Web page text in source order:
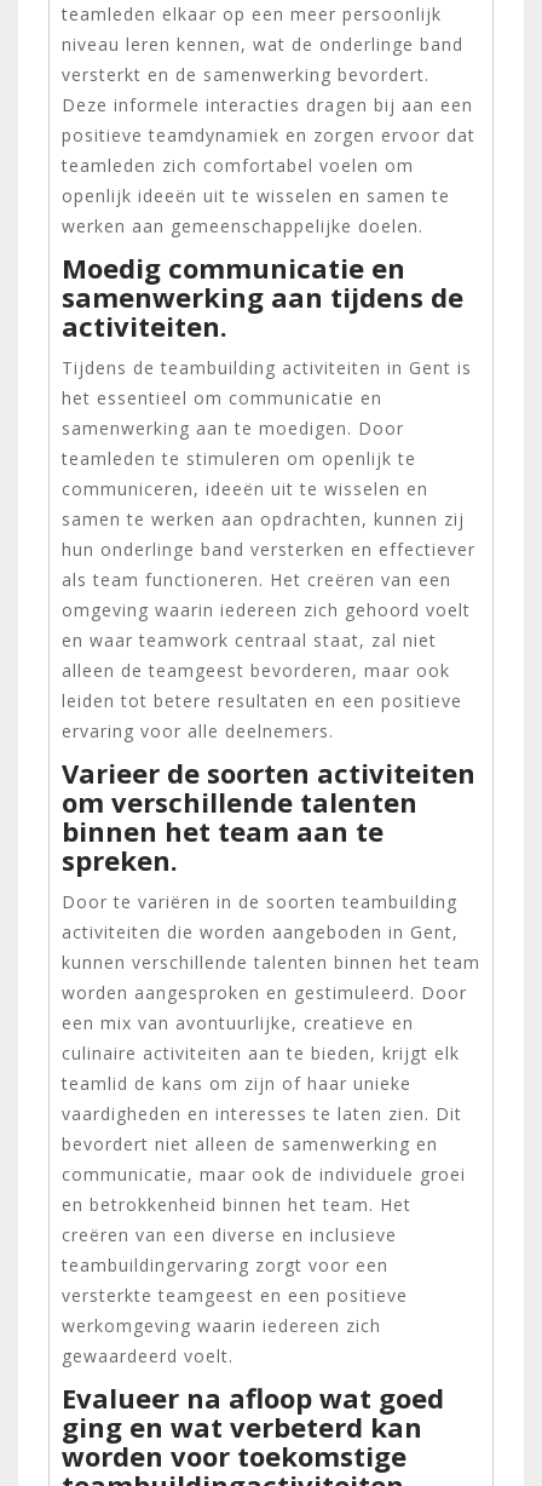
teamleden elkaar op een meer persoonlijk
niveau leren kennen, wat de onderlinge band
versterkt en de samenwerking bevordert.
Deze informele interacties dragen bij aan een
positieve teamdynamiek en zorgen ervoor dat
teamleden zich comfortabel voelen om
openlijk ideeën uit te wisselen en samen te
werken aan gemeenschappelijke doelen.
Moedig communicatie en
samenwerking aan tijdens de
activiteiten.
Tijdens de teambuilding activiteiten in Gent is
het essentieel om communicatie en
samenwerking aan te moedigen. Door
teamleden te stimuleren om openlijk te
communiceren, ideeën uit te wisselen en
samen te werken aan opdrachten, kunnen zij
hun onderlinge band versterken en effectiever
als team functioneren. Het creëren van een
omgeving waarin iedereen zich gehoord voelt
en waar teamwork centraal staat, zal niet
alleen de teamgeest bevorderen, maar ook
leiden tot betere resultaten en een positieve
ervaring voor alle deelnemers.
Varieer de soorten activiteiten
om verschillende talenten
binnen het team aan te
spreken.
Door te variëren in de soorten teambuilding
activiteiten die worden aangeboden in Gent,
kunnen verschillende talenten binnen het team
worden aangesproken en gestimuleerd. Door
een mix van avontuurlijke, creatieve en
culinaire activiteiten aan te bieden, krijgt elk
teamlid de kans om zijn of haar unieke
vaardigheden en interesses te laten zien. Dit
bevordert niet alleen de samenwerking en
communicatie, maar ook de individuele groei
en betrokkenheid binnen het team. Het
creëren van een diverse en inclusieve
teambuildingervaring zorgt voor een
versterkte teamgeest en een positieve
werkomgeving waarin iedereen zich
gewaardeerd voelt.
Evalueer na afloop wat goed
ging en wat verbeterd kan
worden voor toekomstige